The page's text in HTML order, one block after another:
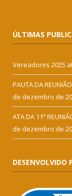
ÚLTIMAS
Vereadores 2025
PAUTA DA
de dezembro de
ATA DA 11ª
de dezembro de
DESENVOLVIDO